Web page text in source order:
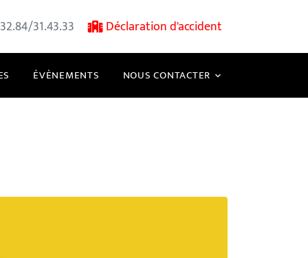
31.43.33 Déclaration d'accident
ÉVÈNEMENTS NOUS CONTACTER